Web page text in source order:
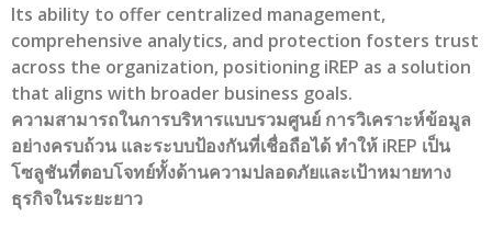
Its ability to offer centralized management,
comprehensive analytics, and protection fosters trust
across the organization, positioning iREP as a solution
that aligns with broader business goals.
ความสามารถในการบริหารแบบรวมศูนย์ การวิเคราะห์ข้อมูล
อย่างครบถ้วน และระบบป้องกันที่เชื่อถือได้ ทำให้ iREP เป็น
โซลูชันที่ตอบโจทย์ทั้งด้านความปลอดภัยและเป้าหมายทาง
ธุรกิจในระยะยาว